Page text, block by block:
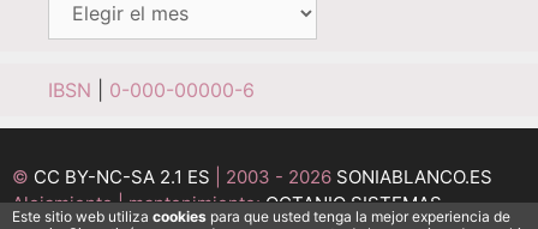
IBSN 0-000-00000-6
© CC BY-NC-SA 2.1 ES | 2003 - 2026 SONIABLANCO.ES
Alojamiento | mantenimiento:OCTANIO SISTEMAS
Este sitio web utiliza cookies para que usted tenga la mejor experiencia de